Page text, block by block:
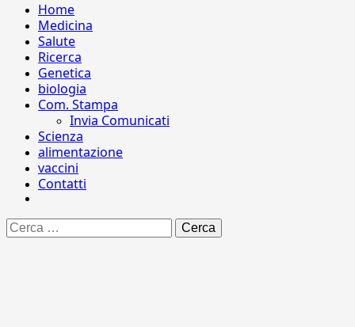
Home
Medicina
Salute
Ricerca
Genetica
biologia
Com. Stampa
Invia Comunicati
Scienza
alimentazione
vaccini
Contatti
Ricerca
per: